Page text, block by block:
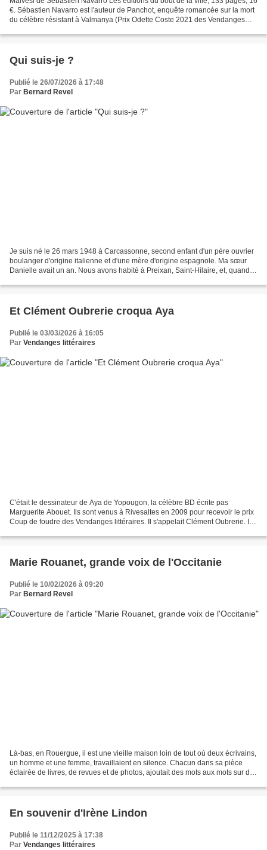
€. Sébastien Navarro est l'auteur de Panchot, enquête romancée sur la mort
du célèbre résistant à Valmanya (Prix Odette Coste 2021 des Vendanges
Qui suis-je ?
Publié le 26/07/2026 à 17:48
Par Bernard Revel
Je suis né le 26 mars 1948 à Carcassonne, second enfant d'un père ouvrier
boulanger d'origine italienne et d'une mère d'origine espagnole. Ma sœur
Danielle avait un an. Nous avons habité à Preixan, Saint-Hilaire, et, quand
Et Clément Oubrerie croqua Aya
Publié le 03/03/2026 à 16:05
Par Vendanges littéraires
C'était le dessinateur de Aya de Yopougon, la célèbre BD écrite pas
Marguerite Abouet. Ils sont venus à Rivesaltes en 2009 pour recevoir le prix
Coup de foudre des Vendanges littéraires. Il s'appelait Clément Oubrerie. Il
Marie Rouanet, grande voix de l'Occitanie
Publié le 10/02/2026 à 09:20
Par Bernard Revel
Là-bas, en Rouergue, il est une vieille maison loin de tout où deux écrivains,
un homme et une femme, travaillaient en silence. Chacun dans sa pièce
éclairée de livres, de revues et de photos, ajoutait des mots aux mots sur des
En souvenir d'Irène Lindon
Publié le 11/12/2025 à 17:38
Par Vendanges littéraires